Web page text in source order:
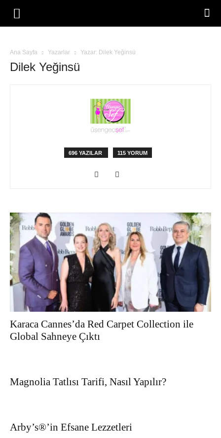
Ana Sayfa Yazarlar Yazar: Dilek Yeğinsü
Dilek Yeğinsü
696 YAZILAR 115 YORUM
Karaca Cannes’da Red Carpet Collection ile
Global Sahneye Çıktı
Magnolia Tatlısı Tarifi, Nasıl Yapılır?
Arby’s®’in Efsane Lezzetleri